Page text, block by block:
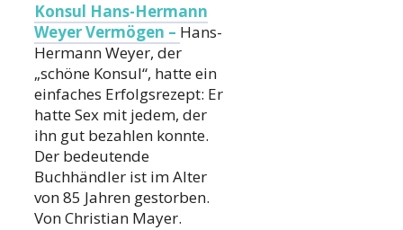
Konsul Hans-Hermann
Weyer Vermögen – Hans-
Hermann Weyer, der
„schöne Konsul“, hatte ein
einfaches Erfolgsrezept: Er
hatte Sex mit jedem, der
ihn gut bezahlen konnte.
Der bedeutende
Buchhändler ist im Alter
von 85 Jahren gestorben.
Von Christian Mayer.